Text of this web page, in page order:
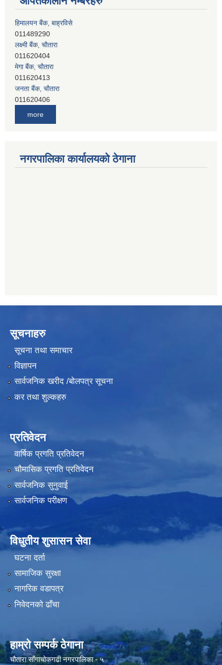
हिमालयन बैंक, बाह्रविसे
011489290
लक्ष्मी बैंक, चाैतारा
011620404
मेगा बैंक, चाैतारा
011620413
जनता बैंक, चाैतारा
011620406
सिभिल बैंक, मेलम्ची
011401055
more
नगरपालिका कार्यालयको ठेगाना
सूचनाहरु
सूचना तथा समाचार
विज्ञापन
सार्वजनिक खरीद /बोलपत्र सूचना
कर तथा शुल्कहरु
प्रतिवेदन
वार्षिक प्रगति प्रतिवेदन
चौमासिक प्रगति प्रतिवेदन
सार्वजनिक सुनुवाई
सार्वजनिक परीक्षण
विधुतीय शुसासन सेवा
घटना दर्ता
सामाजिक सुरक्षा
नागरिक वडापत्र
निवेदनको ढाँचा
हाम्रो सम्पर्क ठेगाना
चौतारा साँगाचोकगढी नगरपालिका - ५